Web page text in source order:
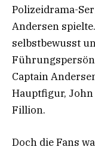
Polizeidrama-
Andersen
selbstbewusst
Captain
Hauptfigur,
Fillion.
Doch die Fans